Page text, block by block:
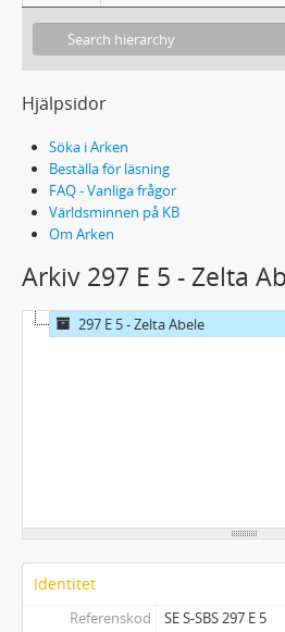
Hjälpsidor
Söka i Arken
Beställa för läsning
FAQ - Vanliga frågor
Världsminnen på KB
Om Arken
Arkiv 297 E 5 - Zelta
297 E 5 - Zelta Abele
Identitet
Referenskod
SE S-SBS 297 E 5